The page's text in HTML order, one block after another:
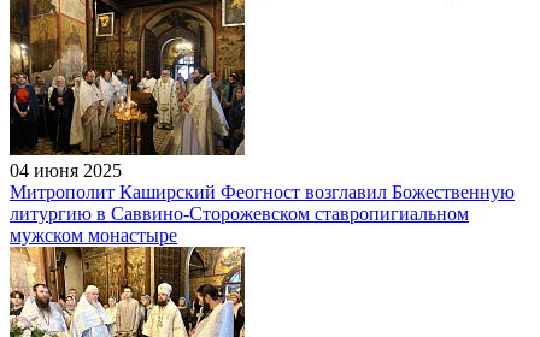
04 июня 2025
Митрополит Каширский Феогност возглавил Божественную
литургию в Саввино-Сторожевском ставропигиальном
мужском монастыре